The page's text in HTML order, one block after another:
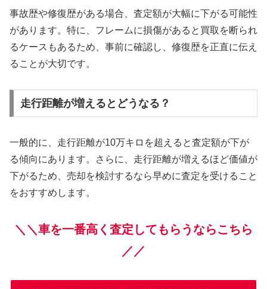
事故歴や修復歴がある場合、査定額が大幅に下がる可能性
があります。特に、フレームに損傷があると買取を断られ
るケースもあるため、事前に確認し、修復歴を正直に伝え
ることが大切です。
走行距離が増えるとどうなる？
一般的に、走行距離が10万キロを超えると査定額が下が
る傾向にあります。さらに、走行距離が増えるほど価値が
下がるため、売却を検討するなら早めに査定を受けること
をおすすめします。
＼＼車を一番高く査定してもらうならこちら
／／